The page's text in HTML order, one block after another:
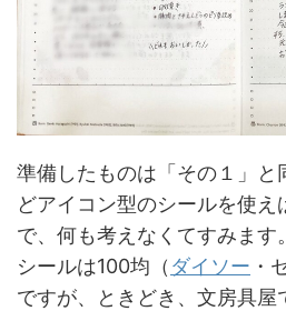
準備したものは「その１」と
どアイコン型のシールを使
で、何も考えなくてすみます。
シールは100均（ ダイソー ・
ですが、ときどき、文房具屋